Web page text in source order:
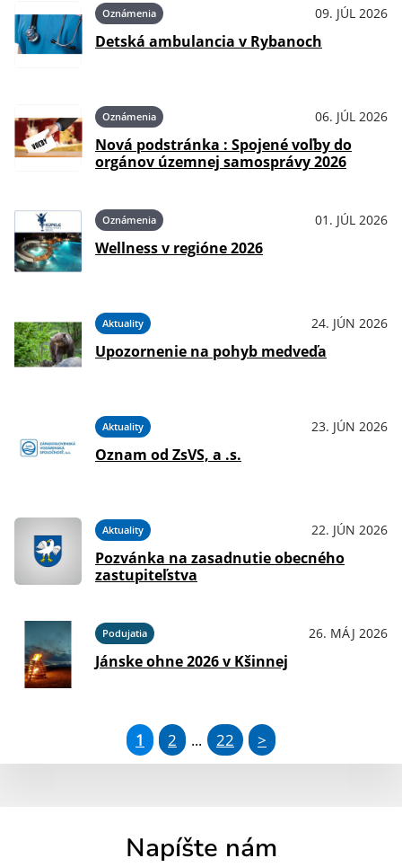
Oznámenia 09. JÚL 2026
Detská ambulancia v Rybanoch
Oznámenia 06. JÚL 2026
Nová podstránka : Spojené voľby do
orgánov územnej samosprávy 2026
Oznámenia 01. JÚL 2026
Wellness v regióne 2026
Aktuality 24. JÚN 2026
Upozornenie na pohyb medveďa
Aktuality 23. JÚN 2026
Oznam od ZsVS, a .s.
Aktuality 22. JÚN 2026
Pozvánka na zasadnutie obecného
zastupiteľstva
Podujatia 26. MÁJ 2026
Jánske ohne 2026 v Kšinnej
1 2 ... 22 >
Napíšte nám